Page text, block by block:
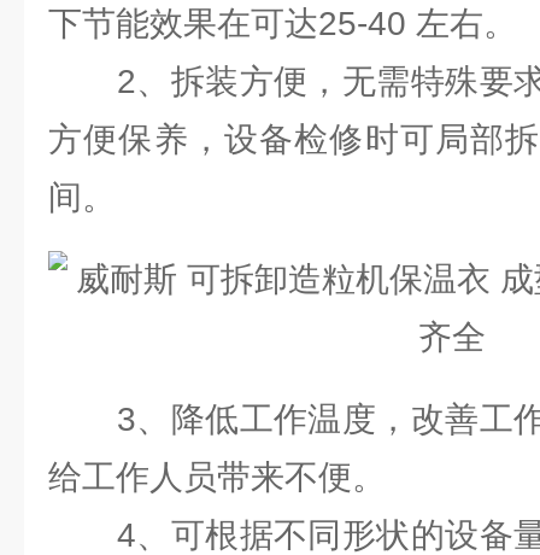
下节能效果在可达25-40 左右。
2、拆装方便，无需特殊要
方便保养，设备检修时可局部
间。
3、降低工作温度，改善工
给工作人员带来不便。
4、可根据不同形状的设备